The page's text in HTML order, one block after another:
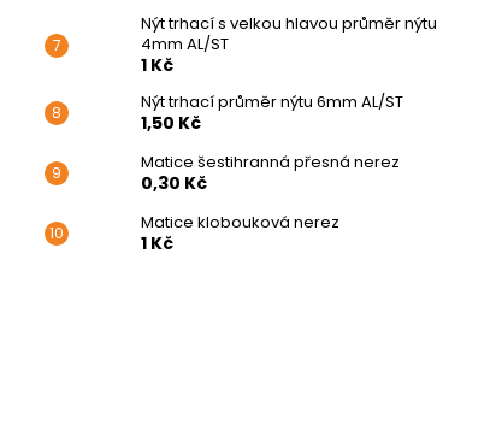
Nýt trhací s velkou hlavou průměr nýtu
4mm AL/ST
1 Kč
Nýt trhací průměr nýtu 6mm AL/ST
1,50 Kč
Matice šestihranná přesná nerez
0,30 Kč
Matice klobouková nerez
1 Kč